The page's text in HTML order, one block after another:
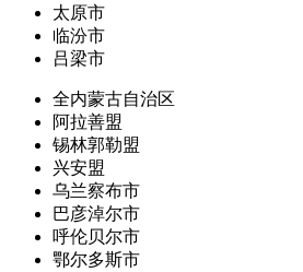
太原市
临汾市
吕梁市
全内蒙古自治区
阿拉善盟
锡林郭勒盟
兴安盟
乌兰察布市
巴彦淖尔市
呼伦贝尔市
鄂尔多斯市